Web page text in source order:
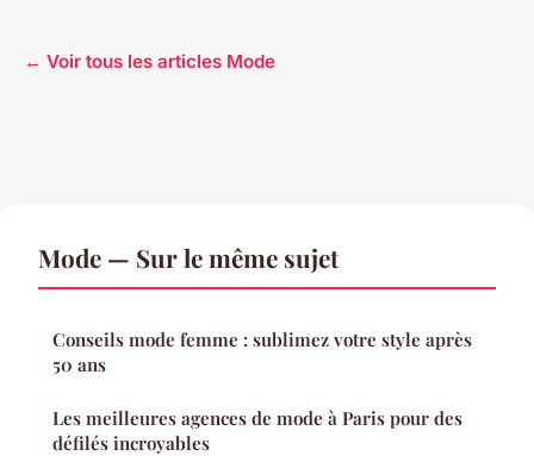
← Voir tous les articles Mode
Mode — Sur le même sujet
Conseils mode femme : sublimez votre style après
50 ans
Les meilleures agences de mode à Paris pour des
défilés incroyables